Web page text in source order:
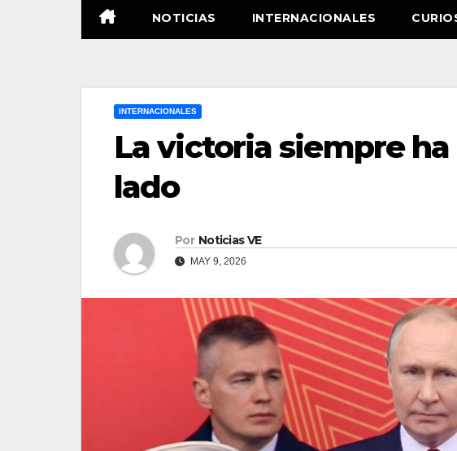
NOTICIAS INTERNACIONALES
INTERNACIONALES
La victoria siempre
lado
Por Noticias VE
MAY 9, 2026